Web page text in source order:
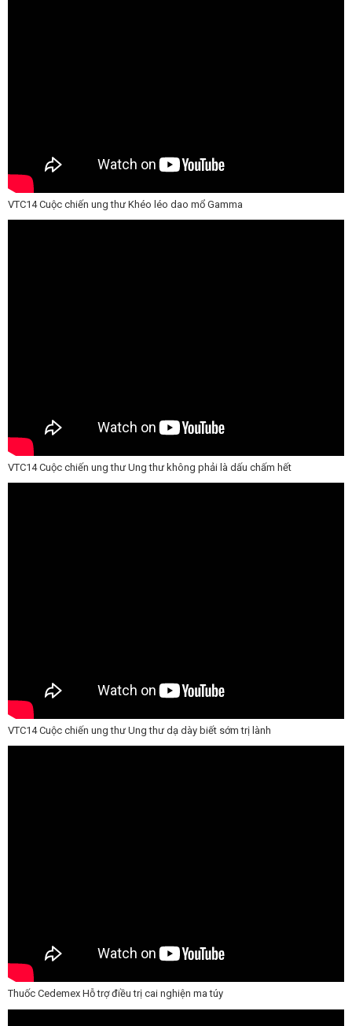
VTC14 Cuộc chiến ung thư Khéo léo dao mổ Gamma
VTC14 Cuộc chiến ung thư Ung thư không phải là dấu chấm hết
VTC14 Cuộc chiến ung thư Ung thư dạ dày biết sớm trị lành
Thuốc Cedemex Hỗ trợ điều trị cai nghiện ma túy